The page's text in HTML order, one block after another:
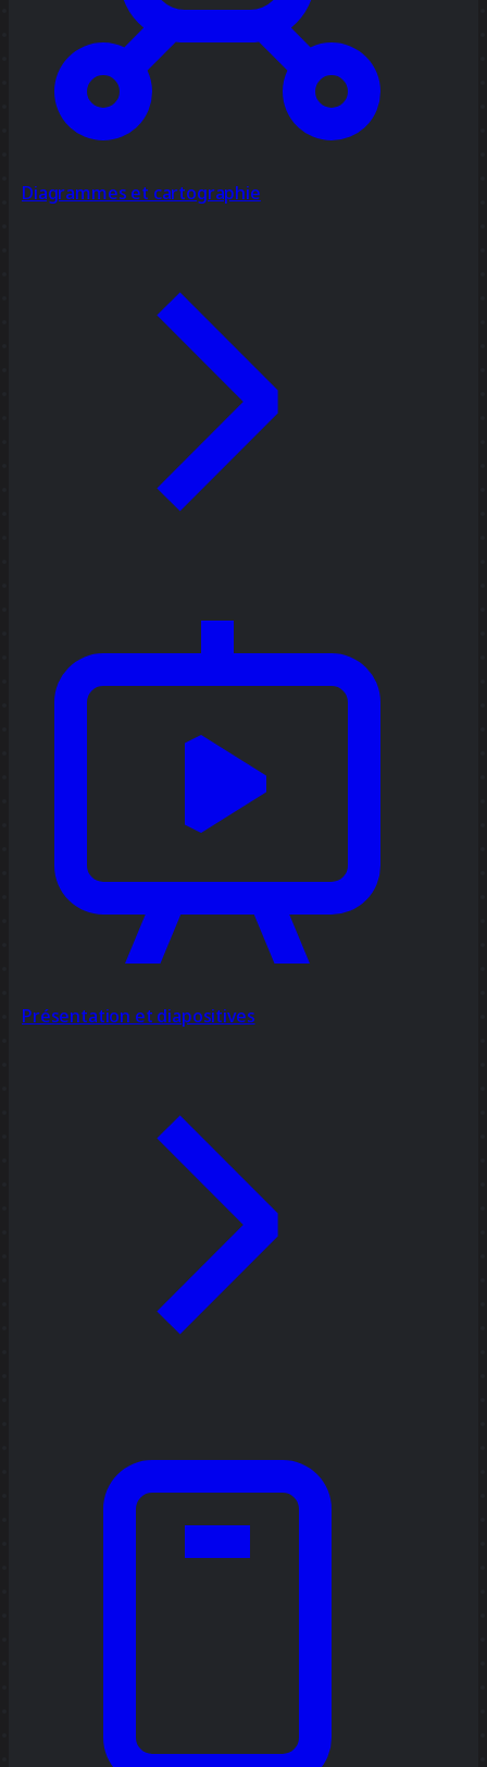
Diagrammes et cartographie
Présentation et diapositives